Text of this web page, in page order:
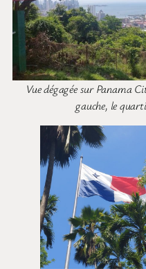
Vue dégagée sur Panama
gauche, le